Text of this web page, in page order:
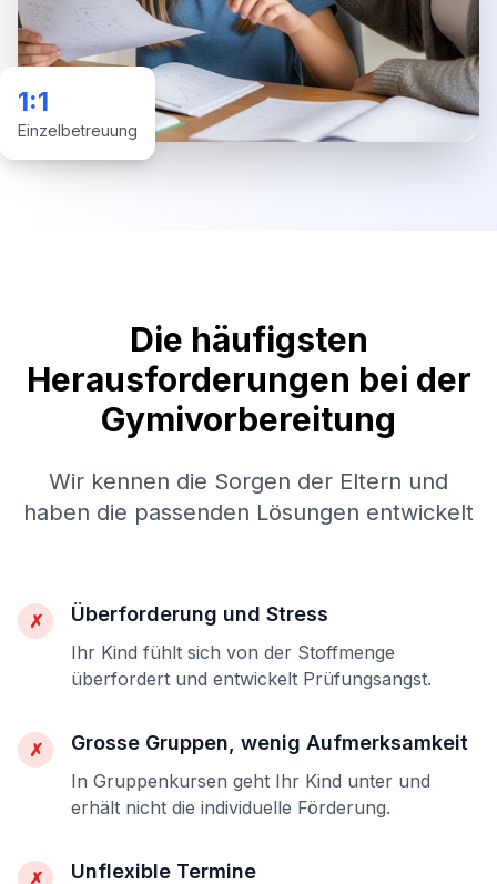
1:1
Einzelbetreuung
Die häufigsten
Herausforderungen bei der
Gymivorbereitung
Wir kennen die Sorgen der Eltern und
haben die passenden Lösungen entwickelt
✗ Überforderung und Stress
Ihr Kind fühlt sich von der Stoffmenge
überfordert und entwickelt Prüfungsangst.
✗ Grosse Gruppen, wenig Aufmerksamkeit
In Gruppenkursen geht Ihr Kind unter und
erhält nicht die individuelle Förderung.
✗ Unflexible Termine